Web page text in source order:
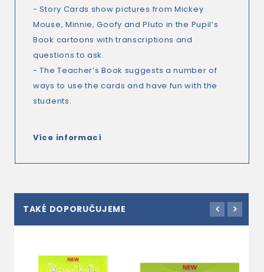
- Story Cards show pictures from Mickey
Mouse, Minnie, Goofy and Pluto in the Pupil’s
Book cartoons with transcriptions and
questions to ask.
- The Teacher’s Book suggests a number of
ways to use the cards and have fun with the
students.
Více informací
TAKÉ DOPORUČUJEME